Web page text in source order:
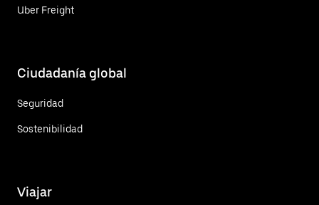
Uber Freight
Ciudadanía global
Seguridad
Sostenibilidad
Viajar